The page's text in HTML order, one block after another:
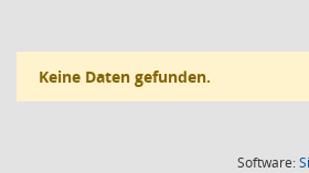
Keine Daten gefunden.
Software: